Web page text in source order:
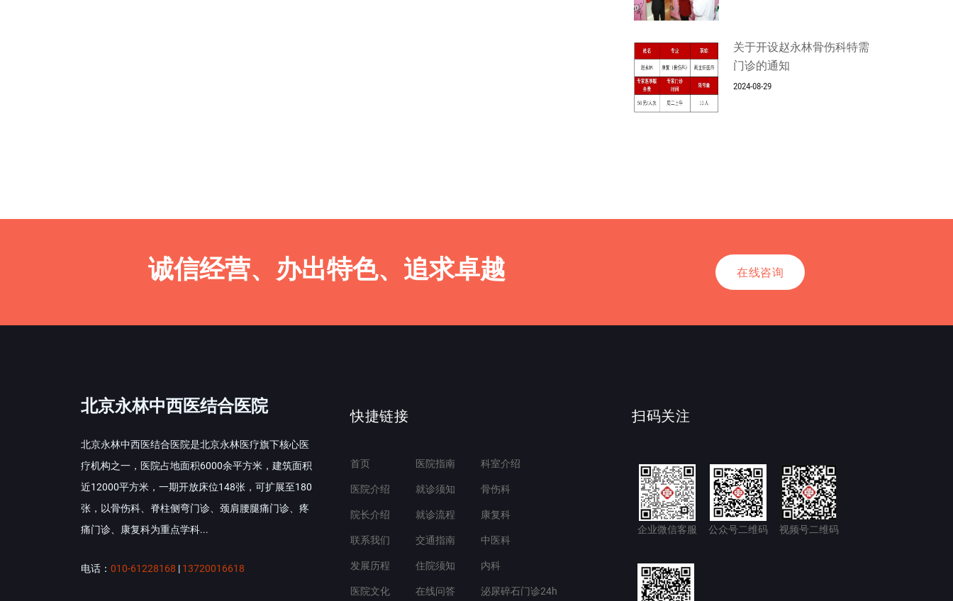
关于开设赵永林骨伤科特需
门诊的通知
2024-08-29
诚信经营、办出特色、追求卓越 在线咨询
北京永林中西医结合医院
北京永林中西医结合医院是北京永林医疗旗下核心医
疗机构之一，医院占地面积6000余平方米，建筑面积
近12000平方米，一期开放床位148张，可扩展至180
张，以骨伤科、脊柱侧弯门诊、颈肩腰腿痛门诊、疼
痛门诊、康复科为重点学科...
电话： 010-61228168 | 13720016618
快捷链接
首页
医院介绍
院长介绍
联系我们
发展历程
医院文化
医院指南
就诊须知
就诊流程
交通指南
住院须知
在线问答
科室介绍
骨伤科
康复科
中医科
内科
泌尿碎石门诊24h
扫码关注
企业微信客服 公众号二维码 视频号二维码